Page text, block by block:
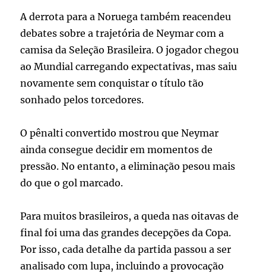
A derrota para a Noruega também reacendeu
debates sobre a trajetória de Neymar com a
camisa da Seleção Brasileira. O jogador chegou
ao Mundial carregando expectativas, mas saiu
novamente sem conquistar o título tão
sonhado pelos torcedores.
O pênalti convertido mostrou que Neymar
ainda consegue decidir em momentos de
pressão. No entanto, a eliminação pesou mais
do que o gol marcado.
Para muitos brasileiros, a queda nas oitavas de
final foi uma das grandes decepções da Copa.
Por isso, cada detalhe da partida passou a ser
analisado com lupa, incluindo a provocação